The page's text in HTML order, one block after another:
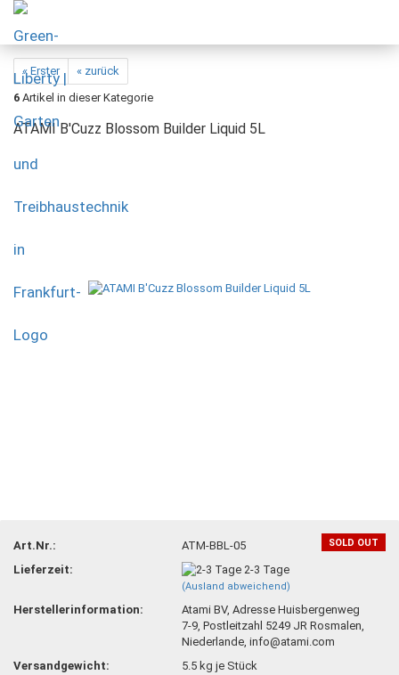
« Erster
« zurück
6 Artikel in dieser Kategorie
ATAMI B'Cuzz Blossom Builder Liquid 5L
SOLD OUT
Art.Nr.:
ATM-BBL-05
Lieferzeit:
2-3 Tage
(Ausland abweichend)
Herstellerinformation:
Atami BV, Adresse Huisbergenweg
7-9, Postleitzahl 5249 JR Rosmalen,
Niederlande, info@atami.com
Versandgewicht:
5.5 kg je Stück